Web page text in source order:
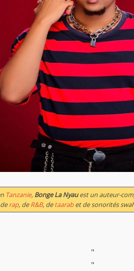
Tanzanie, Bonge La Nyauest un auteur-
rap, deR&B, detaarab et de sonorités
"
"